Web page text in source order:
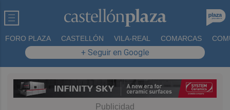
FORO PLAZA CASTELLÓN VILA-REAL COMARCAS
+ Seguir en Google